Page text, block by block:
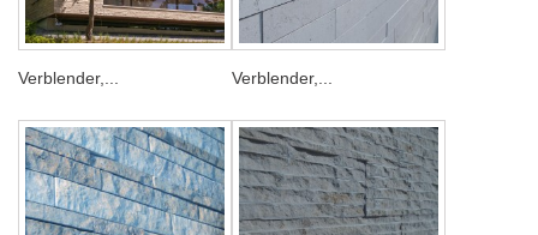
Verblender,... Verblender,...